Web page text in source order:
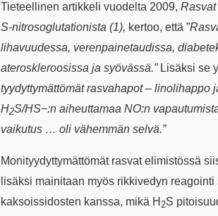
Tieteellinen artikkeli vuodelta 2009,
S-nitrosoglutationista (1), kertoo, että ”
lihavuudessa, verenpainetaudissa,
ateroskleroosissa ja syövässä.” Lisäksi se
tyydyttymättömät rasvahapot –
H2S/HS−:n aiheuttamaa NO:n
vaikutus … oli vähemmän selvä.”
Monityydyttymättömät rasvat elimistössä
lisäksi mainitaan myös rikkivedyn
kaksoissidosten kanssa, mikä H 2S